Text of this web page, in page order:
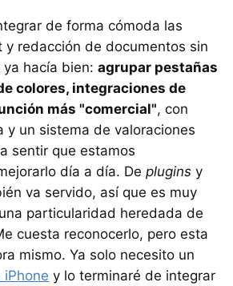
de forma cómoda las
y redacción de documentos sin
hacía bien: agrupar pestañas
colores, integraciones de
más "comercial", con
y un sistema de valoraciones
sentir que estamos
día a día. De plugins y
va servido, así que es muy
particularidad heredada de
cuesta reconocerlo, pero esta
mismo. Ya solo necesito un
y lo terminaré de integrar